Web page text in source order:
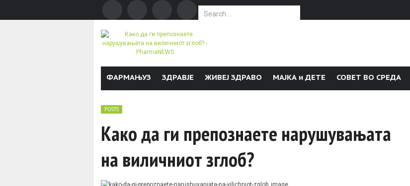
Search for:
ФАРМАЊУЗ ЗДРАВЈЕ ЖИВЕЈ ЗДРАВО МАЈКА и ДЕТЕ СОВЕТ ВО СРЕДА
POSTS
Како да ги препознаете нарушувањата
на виличниот зглоб?